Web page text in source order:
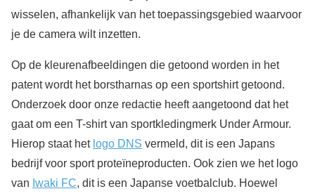
wisselen, afhankelijk van het toepassingsgebied waarvoor
je de camera wilt inzetten.
Op de kleurenafbeeldingen die getoond worden in het
patent wordt het borstharnas op een sportshirt getoond.
Onderzoek door onze redactie heeft aangetoond dat het
gaat om een T-shirt van sportkledingmerk Under Armour.
Hierop staat het logo DNS vermeld, dit is een Japans
bedrijf voor sport proteïneproducten. Ook zien we het logo
van Iwaki FC, dit is een Japanse voetbalclub. Hoewel